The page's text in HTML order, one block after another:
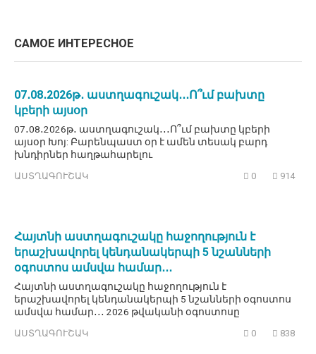
САМОЕ ИНТЕРЕСНОЕ
07․08․2026թ․ աստղագուշակ․․․Ո՞ւմ բախտը
կբերի այսօր
07․08․2026թ․ աստղագուշակ․․․Ո՞ւմ բախտը կբերի
այսօր Խոյ: Բարենպաստ օր է ամեն տեսակ բարդ
խնդիրներ հաղթահարելու
ԱՍՏՂԱԳՈՒՇԱԿ 0 914
Հայտնի աստղագուշակը հաջողություն է
երաշխավորել կենդանակերպի 5 նշանների
օգոստոս ամսվա համար․․․
Հայտնի աստղագուշակը հաջողություն է
երաշխավորել կենդանակերպի 5 նշանների օգոստոս
ամսվա համար․․․ 2026 թվականի օգոստոսը
ԱՍՏՂԱԳՈՒՇԱԿ 0 838